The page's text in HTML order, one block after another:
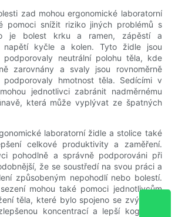
zad mohou ergonomické laboratorní
pomoci snížit riziko jiných problémů s
je bolest krku a ramen, zápěstí a
napětí kyčle a kolen. Tyto židle jsou
neutrální polohu těla, kde
zarovnány a svaly jsou rovnoměrně
hmotnost těla. Sedícími v
jednotlivci zabránit nadměrnému
která může vyplývat ze špatných
laboratorní židle a stolice také
celkové produktivity a zaměření.
pohodlně a správně podporováni při
že se soustředí na svou práci a
způsobeným nepohodlí nebo bolestí.
mohou také pomoci jednotlivcům
těla, které bylo spojeno se zvýšenou
koncentrací a lepší kognitivní